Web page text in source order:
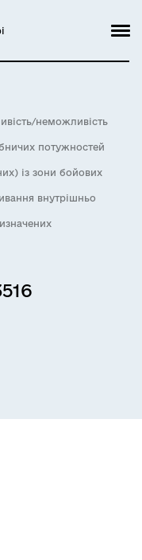
неможливість
потужностей
із зони бойових
внутрішньо